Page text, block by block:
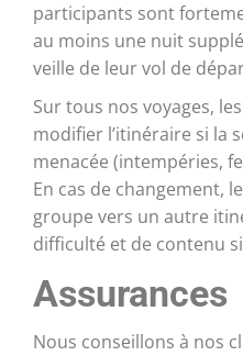
participants sont
au moins une nuit
veille de leur vol de
Sur tous nos voyages,
modifier l’itinéraire si la
menacée (intempéries,
En cas de changement,
groupe vers un autre
difficulté et de contenu
Assurances
Nous conseillons à nos